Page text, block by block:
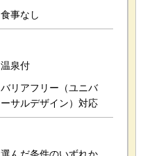
食事なし
温泉付
バリアフリー（ユニバ
ーサルデザイン）対応